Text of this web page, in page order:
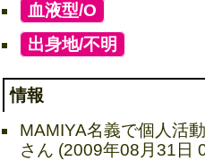
血液型/O
出身地/不明
情報
MAMIYA名義で個人活
さん (2009年08月31日